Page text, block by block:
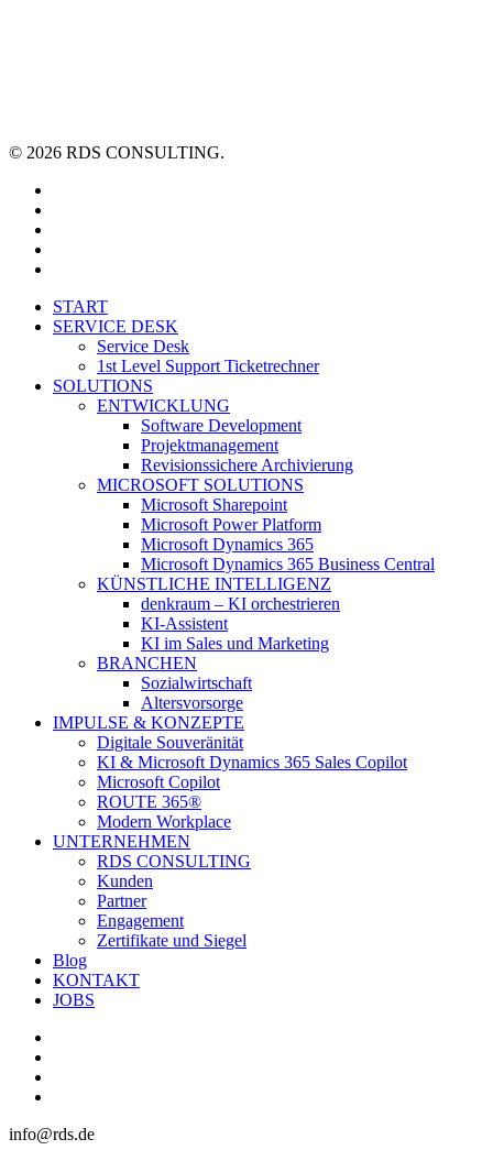
© 2026 RDS CONSULTING.
Close
Menu
START
SERVICE DESK
Service Desk
1st Level Support Ticketrechner
SOLUTIONS
ENTWICKLUNG
Software Development
Projektmanagement
Revisionssichere Archivierung
MICROSOFT SOLUTIONS
Microsoft Sharepoint
Microsoft Power Platform
Microsoft Dynamics 365
Microsoft Dynamics 365 Business Central
KÜNSTLICHE INTELLIGENZ
denkraum – KI orchestrieren
KI-Assistent
KI im Sales und Marketing
BRANCHEN
Sozialwirtschaft
Altersvorsorge
IMPULSE & KONZEPTE
Digitale Souveränität
KI & Microsoft Dynamics 365 Sales Copilot
Microsoft Copilot
ROUTE 365®
Modern Workplace
UNTERNEHMEN
RDS CONSULTING
Kunden
Partner
Engagement
Zertifikate und Siegel
Blog
KONTAKT
JOBS
info@rds.de